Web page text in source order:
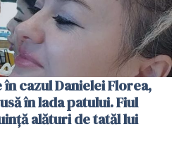
cazul Danielei Florea,
în lada patului. Fiul
alături de tatăl lui